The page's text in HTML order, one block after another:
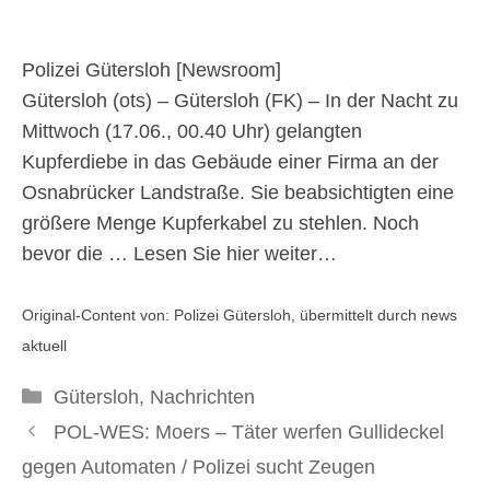
Polizei Gütersloh [Newsroom]
Gütersloh (ots) – Gütersloh (FK) – In der Nacht zu
Mittwoch (17.06., 00.40 Uhr) gelangten
Kupferdiebe in das Gebäude einer Firma an der
Osnabrücker Landstraße. Sie beabsichtigten eine
größere Menge Kupferkabel zu stehlen. Noch
bevor die … Lesen Sie hier weiter…
Original-Content von: Polizei Gütersloh, übermittelt durch news
aktuell
Kategorien
Gütersloh, Nachrichten
POL-WES: Moers – Täter werfen Gullideckel
gegen Automaten / Polizei sucht Zeugen